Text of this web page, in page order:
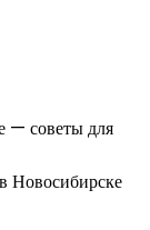
— советы для
Новосибирске